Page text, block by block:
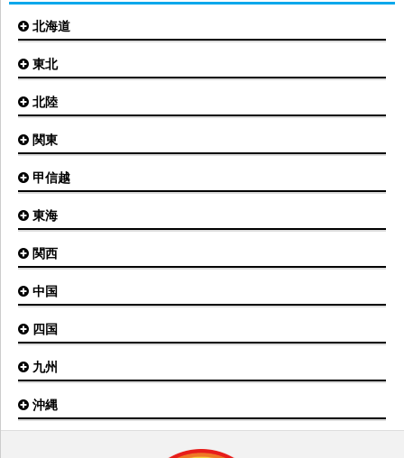
北海道
札幌(新千歳)空港
旭川空港
オホーツク紋別空港
釧路空港
稚内空港
とかち帯広空港
根室中標津空港
奥尻空港
利尻空港
東北
仙台空港
青森空港
三沢空港
福島空港
大館能代空港
庄内空港
山形空港
北陸
小松空港
能登空港
関東
東京(羽田)空港
茨城空港
八丈島空港
甲信越
新潟空港
東海
名古屋(中部)空港
静岡空港
関西
大阪(伊丹)空港
神戸空港
南紀白浜空港
但馬空港
中国
広島空港
山口宇部空港
出雲空港
米子空港
四国
松山空港
徳島空港
九州
福岡空港
鹿児島空港
沖縄